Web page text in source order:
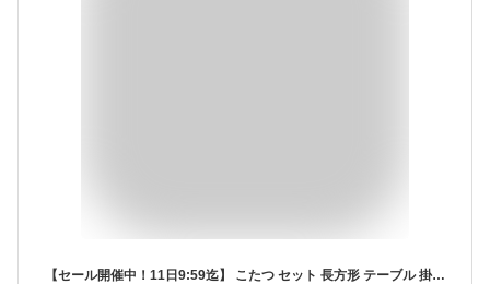
【セール開催中！11日9:59迄】 こたつ セット 長方形 テーブル 掛け布団 おしゃれ 105×75cm 折りたたみ こたつ2点セット こたつセット こたつ布団セット こたつテーブル コタツ 炬燵 洗える こたつ布団 コンパクト リビング 布団 暖房器具 エコ家電 節電対策 TBL500340